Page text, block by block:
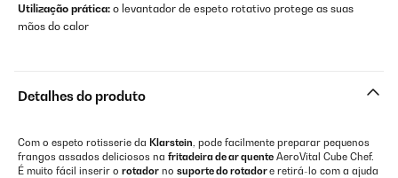
Utilização prática: o levantador de espeto rotativo protege as suas
mãos do calor
Detalhes do produto
Com o espeto rotisserie da Klarstein, pode facilmente preparar pequenos
frangos assados deliciosos na fritadeira de ar quente AeroVital Cube Chef.
É muito fácil inserir o rotador no suporte do rotadore retirá-lo com a ajuda